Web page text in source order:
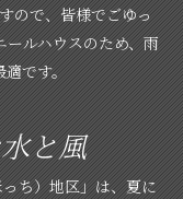
ので、皆様でごゆっ
ルハウスのため、雨
適です。
と風
ち）地区」は、夏に